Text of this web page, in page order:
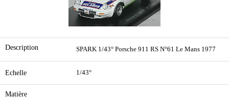
Description SPARK 1/43° Porsche 911 RS N°61 Le Mans 1977
Echelle 1/43°
Matière